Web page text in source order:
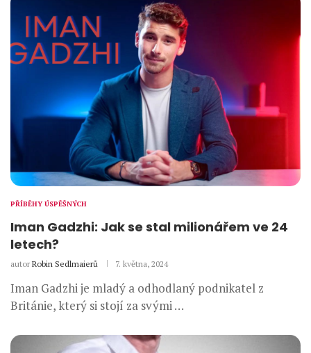
PŘÍBĚHY ÚSPĚŠNÝCH
Iman Gadzhi: Jak se stal milionářem ve 24
letech?
autor Robin Sedlmaierů 7. května, 2024
Iman Gadzhi je mladý a odhodlaný podnikatel z
Británie, který si stojí za svými …